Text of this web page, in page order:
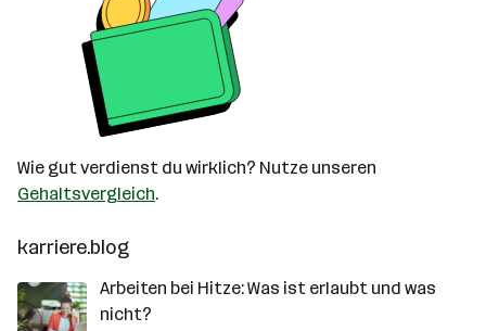
Wie gut verdienst du wirklich? Nutze unseren
Gehaltsvergleich.
karriere.blog
Arbeiten bei Hitze: Was ist erlaubt und was
nicht?